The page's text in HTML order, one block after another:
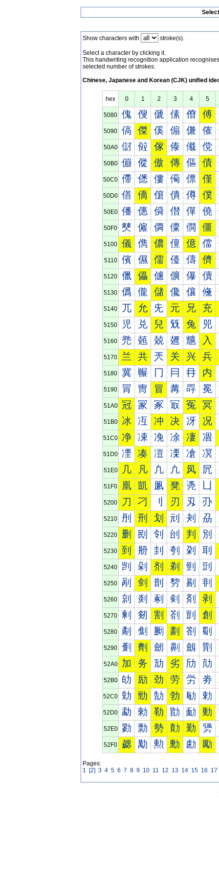
Show characters with stroke(s).
Select a character by clicking it.
This handwriting recognition application
selected number of strokes.
Chinese, Japanese and Korean (CJK) unified
hex 0 1 2 3 4 5
5080 傀 傁 傂 傃 傄 傅
5090 傐 傑 傒 傓 傔 傕
50A0 傠 傡 傢 傣 傤 傥
50B0 傰 傱 傲 傳 傴 債
50C0 僀 僁 僂 僃 僄 僅
50D0 僐 僑 僒 僓 僔 僕
50E0 僠 僡 僢 僣 僤 僥
50F0 僰 僱 僲 僳 僴 僵
5100 儀 儁 儂 儃 億 儅
5110 儐 儑 儒 儓 儔 儕
5120 儠 儡 儢 儣 儤 儥
5130 儰 儱 儲 儳 儴 儵
5140 兀 允 兂 元 兄 充
5150 児 兑 兒 兓 兔 兕
5160 兠 兡 兢 兣 兤 入
5170 兰 共 兲 关 兴 兵
5180 冀 冁 冂 冃 冄 内
5190 冐 冑 冒 冓 冔 冕
51A0 冠 冡 冢 冣 冤 冥
51B0 冰 冱 冲 决 冴 况
51C0 净 凁 凂 凃 凄 凅
51D0 凐 凑 凒 凓 凔 凕
51E0 几 凡 凢 凣 凤 凥
51F0 凰 凱 凲 凳 凴
5200 刀 刁 刂 刃 刄 刅
5210 刐 刑 划 刓 刔 刕
5220 删 刡 刢 刣 判 別
5230 到 刱 刲 刳 刴 刵
5240 剀 剁 剂 剃 剄 剅
5250 剐 剑 剒 剓 剔 剕
5260 剠 剡 剢 剣 剤 剥
5270 剰 剱 割 剳 剴 創
5280 劀 劁 劂 劃 劄 劅
5290 劐 劑 劒 劓 劔 劕
52A0 加 务 劢 劣 劤 劥
52B0 劰 励 劲 劳 労 劵
52C0 勀 勁 勂 勃 勄 勅
52D0 勐 勑 勒 勓 勔 動
52E0 勠 勡 勢 勣 勤 勥
52F0 勰 勱 勲 勳 勴 勵
Pages:
1 [2] 3 4 5 6 7 8 9 10 11 12 13 14 15 16 17